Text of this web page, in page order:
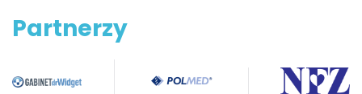
Partnerzy